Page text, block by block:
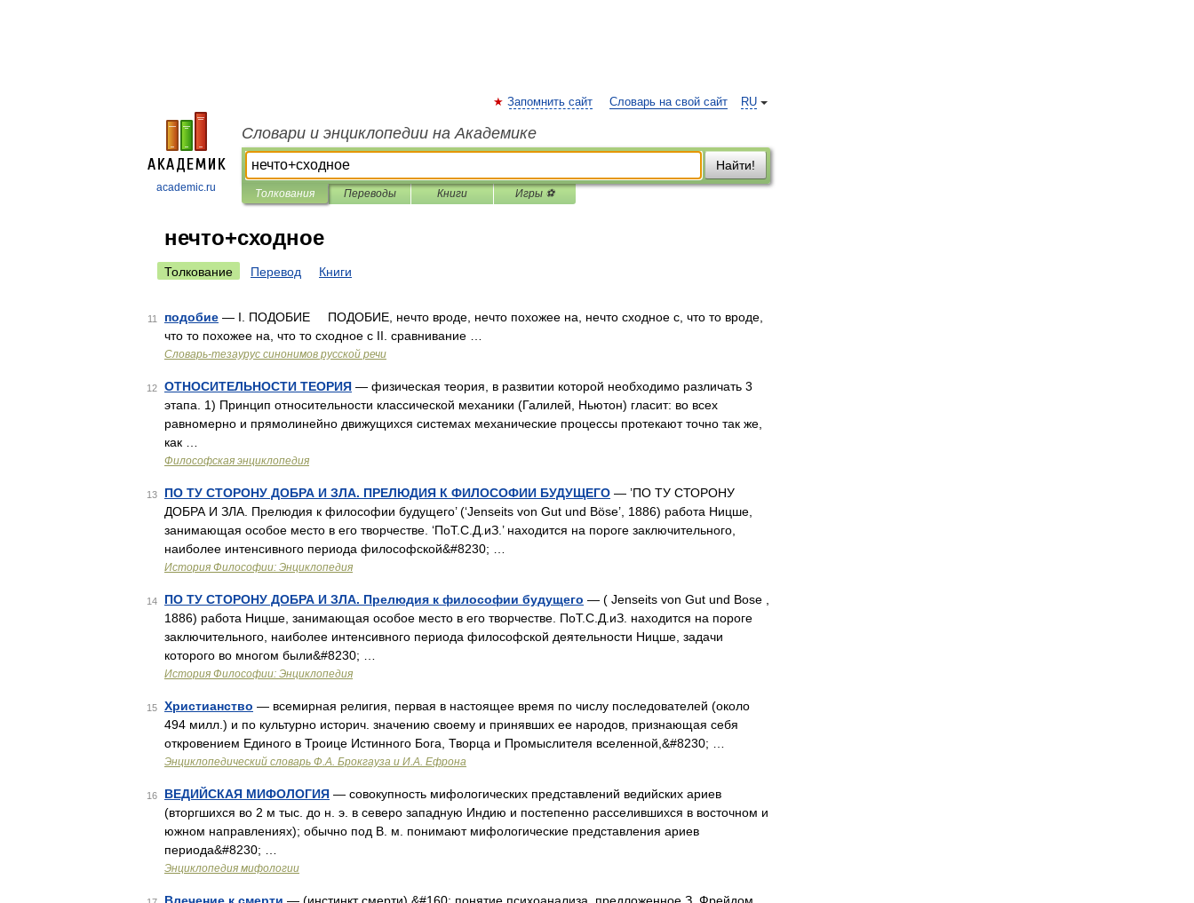
academic.ru
RU
Запомнить сайт Словарь на свой сайт
Словари и энциклопедии на Академике
Найти!
Толкования Переводы Книги Игры ⚽
нечто+сходное
Толкование Перевод Книги
11 подобие — I. ПОДОБИЕ ПОДОБИЕ, нечто вроде, нечто похожее на, нечто сходное с, что то вроде,
что то похожее на, что то сходное с II. сравнивание …
Словарь-тезаурус синонимов русской речи
12 ОТНОСИТЕЛЬНОСТИ ТЕОРИЯ — физическая теория, в развитии которой необходимо различать 3
этапа. 1) Принцип относительности классической механики (Галилей, Ньютон) гласит: во всех
равномерно и прямолинейно движущихся системах механические процессы протекают точно так же,
как …
Философская энциклопедия
13 ПО ТУ СТОРОНУ ДОБРА И ЗЛА. ПРЕЛЮДИЯ К ФИЛОСОФИИ БУДУЩЕГО — ’ПО ТУ СТОРОНУ
ДОБРА И ЗЛА. Прелюдия к философии будущего’ (‘Jenseits von Gut und Böse’, 1886) работа Ницше,
занимающая особое место в его творчестве. ‘ПоТ.С.Д.иЗ.’ находится на пороге заключительного,
наиболее интенсивного периода философской&#8230; …
История Философии: Энциклопедия
14 ПО ТУ СТОРОНУ ДОБРА И ЗЛА. Прелюдия к философии будущего — ( Jenseits von Gut und Bose ,
1886) работа Ницше, занимающая особое место в его творчестве. ПоТ.С.Д.иЗ. находится на пороге
заключительного, наиболее интенсивного периода философской деятельности Ницше, задачи
которого во многом были&#8230; …
История Философии: Энциклопедия
15 Христианство — всемирная религия, первая в настоящее время по числу последователей (около
494 милл.) и по культурно историч. значению своему и принявших ее народов, признающая себя
откровением Единого в Троице Истинного Бога, Творца и Промыслителя вселенной,&#8230; …
Энциклопедический словарь Ф.А. Брокгауза и И.А. Ефрона
16 ВЕДИЙСКАЯ МИФОЛОГИЯ — совокупность мифологических представлений ведийских ариев
(вторгшихся во 2 м тыс. до н. э. в северо западную Индию и постепенно расселившихся в восточном и
южном направлениях); обычно под В. м. понимают мифологические представления ариев
периода&#8230; …
Энциклопедия мифологии